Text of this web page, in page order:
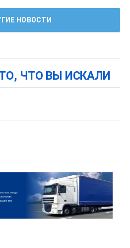
НОВОСТИ
ЧТО ВЫ ИСКАЛИ